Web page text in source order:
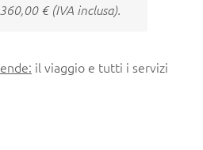
€ (IVA inclusa).
il viaggio e tutti i servizi